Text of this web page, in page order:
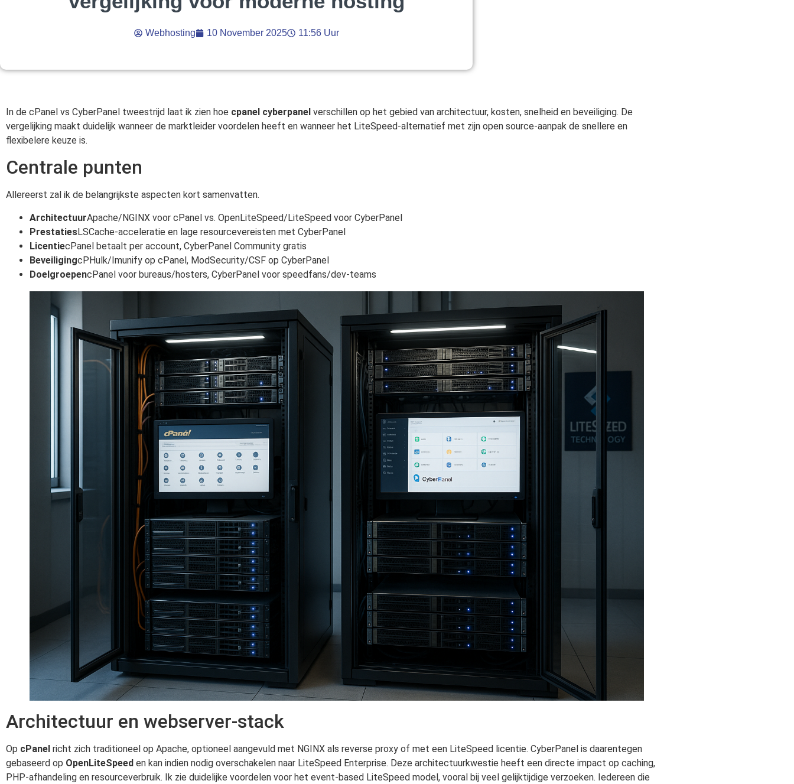
Webhosting 10 November 2025 11:56 Uur
In de cPanel vs CyberPanel tweestrijd laat ik zien hoe cpanel cyberpanel verschillen op het gebied van architectuur, kosten, snelheid en beveiliging. De
vergelijking maakt duidelijk wanneer de marktleider voordelen heeft en wanneer het LiteSpeed-alternatief met zijn open source-aanpak de snellere en
flexibelere keuze is.
Centrale punten
Allereerst zal ik de belangrijkste aspecten kort samenvatten.
ArchitectuurApache/NGINX voor cPanel vs. OpenLiteSpeed/LiteSpeed voor CyberPanel
PrestatiesLSCache-acceleratie en lage resourcevereisten met CyberPanel
LicentiecPanel betaalt per account, CyberPanel Community gratis
BeveiligingcPHulk/Imunify op cPanel, ModSecurity/CSF op CyberPanel
DoelgroepencPanel voor bureaus/hosters, CyberPanel voor speedfans/dev-teams
Architectuur en webserver-stack
Op cPanel richt zich traditioneel op Apache, optioneel aangevuld met NGINX als reverse proxy of met een LiteSpeed licentie. CyberPanel is daarentegen
gebaseerd op OpenLiteSpeed en kan indien nodig overschakelen naar LiteSpeed Enterprise. Deze architectuurkwestie heeft een directe impact op caching,
PHP-afhandeling en resourceverbruik. Ik zie duidelijke voordelen voor het event-based LiteSpeed model, vooral bij veel gelijktijdige verzoeken. Iedereen die